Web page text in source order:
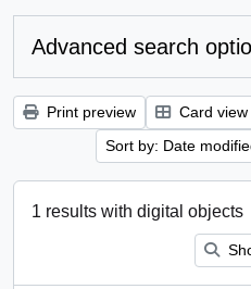
Advanced search
Print preview Card view
Sort by: Date
1 results with digital objects